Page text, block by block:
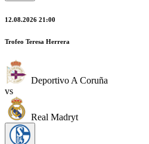
12.08.2026 21:00
Trofeo Teresa Herrera
Deportivo A Coruña
vs
Real Madryt